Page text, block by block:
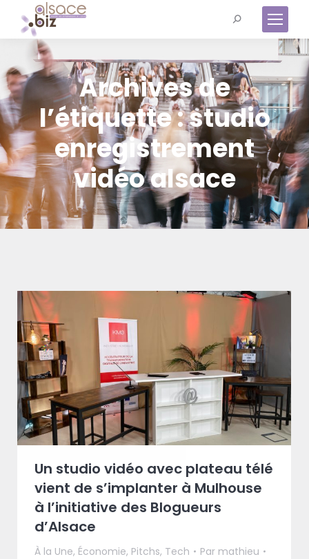
Archives de
l’étiquette :studio
enregistrement
vidéo alsace
Un studio vidéo avec plateau télé
vient de s’implanter à Mulhouse
à l’initiative des Blogueurs
d’Alsace
À la Une, Économie, Pitchs, Tech Par mathieu